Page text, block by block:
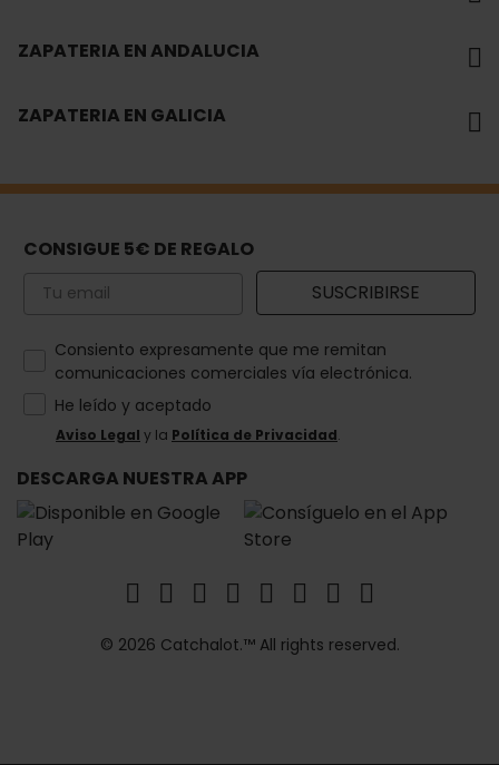
ZAPATERIA EN ANDALUCIA
ZAPATERIA EN GALICIA
CONSIGUE 5€ DE REGALO
Email SUSCRIBIRSE
How would you like to hear from us?
Consiento expresamente que me remitan
comunicaciones comerciales vía electrónica.
He leído y aceptado
Aviso Legal y la Política de Privacidad.
DESCARGA NUESTRA APP
© 2026 Catchalot.™ All rights reserved.